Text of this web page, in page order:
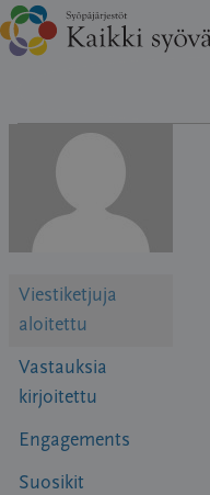
sisältöön
Viestiketjuja
aloitettu
Vastauksia
kirjoitettu
Engagements
Suosikit